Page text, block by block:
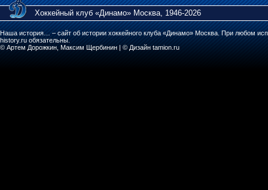
Хоккейный клуб «Динамо» Москва, 1946-2026
Наша история… – сайт об истории хоккейного клуба «Динамо» Москва. При любом
history.ru обязательны.
© Артем Дорожкин, Максим Щербинин | © Дизайн tamion.ru